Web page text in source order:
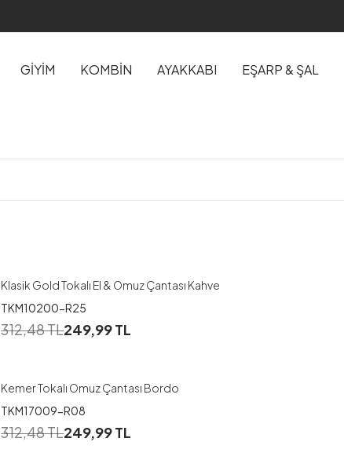
GİYİM KOMBİN AYAKKABI EŞARP & ŞAL
Klasik Gold Tokalı El & Omuz Çantası Kahve
TKM10200-R25
312,48TL249,99TL
Kemer Tokalı Omuz Çantası Bordo
TKM17009-R08
312,48TL249,99TL